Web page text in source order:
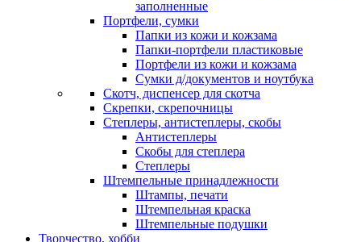
заполненные
Портфели, сумки
Папки из кожи и кожзама
Папки-портфели пластиковые
Портфели из кожи и кожзама
Сумки д/документов и ноутбука
Скотч, диспенсер для скотча
Скрепки, скрепочницы
Степлеры, антистеплеры, скобы
Антистеплеры
Скобы для степлера
Степлеры
Штемпельные принадлежности
Штампы, печати
Штемпельная краска
Штемпельные подушки
Творчество, хобби